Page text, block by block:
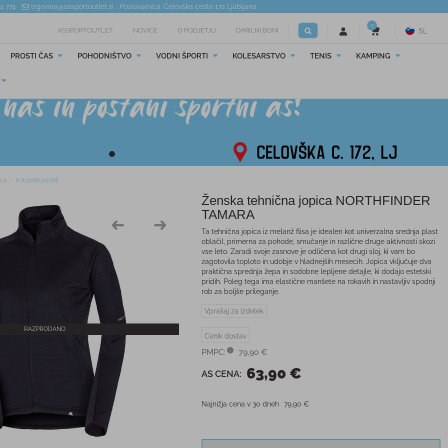
774 trgovina@assportoutlet.si Poslovalnica: Celovška cesta 172Ljubljana
ASSPORTOUTLET NOVICE O PODJETJU DARILNI BONI
0
SL
PROSTI ČAS POHODNIŠTVO VODNI ŠPORTI KOLESARSTVO TENIS KAMPING
PULOVERJI/JOPE
RAZPRODANO
Ženska tehnična jopica NORTHFINDER
TAMARA
Ta tehnična jopica iz melanž flisa je idealen kot univerzalna srednja plast
oblačil, primerna za pohode, smučanje in različne druge aktivnosti skozi
vse leto. Zaradi svoje zasnove je odličena kot drugi sloj, ki vam bo
zagotovila toploto in udobje v hladnejših mesecih. Jopica vključuje dva
praktična sprednja žepa in sodobne lepljene detajle, ki dodajo estetski
pridih. Poleg tega ima elastične manšete na rokavih in nastavljiv spodnji
rob za boljše prileganje.
Vprašaj za izdelek
Cenik dostav
PMPC: 79,90 €
AS CENA: 63,90 €
Najnižja cena v 30 dneh 79,90 €